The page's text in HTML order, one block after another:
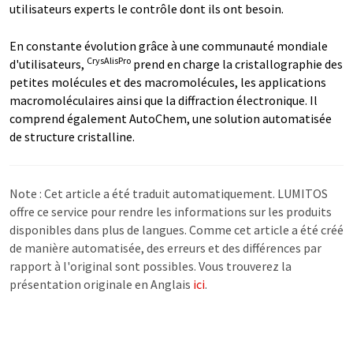
utilisateurs experts le contrôle dont ils ont besoin.
En constante évolution grâce à une communauté mondiale
d'utilisateurs, CrysAlisPro prend en charge la cristallographie des
petites molécules et des macromolécules, les applications
macromoléculaires ainsi que la diffraction électronique. Il
comprend également AutoChem, une solution automatisée
de structure cristalline.
Note : Cet article a été traduit automatiquement. LUMITOS
offre ce service pour rendre les informations sur les produits
disponibles dans plus de langues. Comme cet article a été créé
de manière automatisée, des erreurs et des différences par
rapport à l'original sont possibles. Vous trouverez la
présentation originale en Anglais ici.